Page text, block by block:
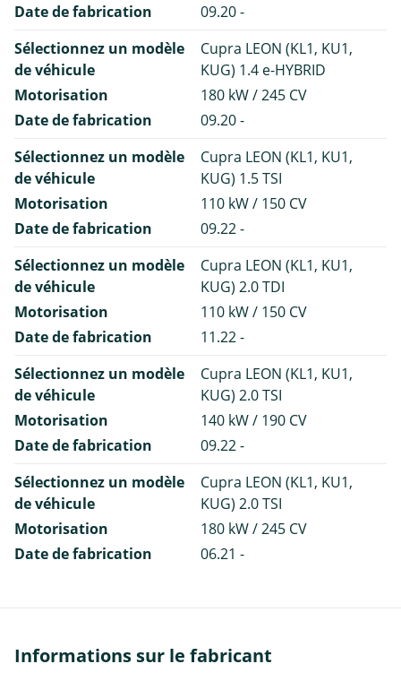
Date de fabrication
09.20 -
Sélectionnez un modèle
de véhicule
Cupra LEON (KL1, KU1,
KUG) 1.4 e-HYBRID
Motorisation
180 kW / 245 CV
Date de fabrication
09.20 -
Sélectionnez un modèle
de véhicule
Cupra LEON (KL1, KU1,
KUG) 1.5 TSI
Motorisation
110 kW / 150 CV
Date de fabrication
09.22 -
Sélectionnez un modèle
de véhicule
Cupra LEON (KL1, KU1,
KUG) 2.0 TDI
Motorisation
110 kW / 150 CV
Date de fabrication
11.22 -
Sélectionnez un modèle
de véhicule
Cupra LEON (KL1, KU1,
KUG) 2.0 TSI
Motorisation
140 kW / 190 CV
Date de fabrication
09.22 -
Sélectionnez un modèle
de véhicule
Cupra LEON (KL1, KU1,
KUG) 2.0 TSI
Motorisation
180 kW / 245 CV
Date de fabrication
06.21 -
Informations sur le fabricant